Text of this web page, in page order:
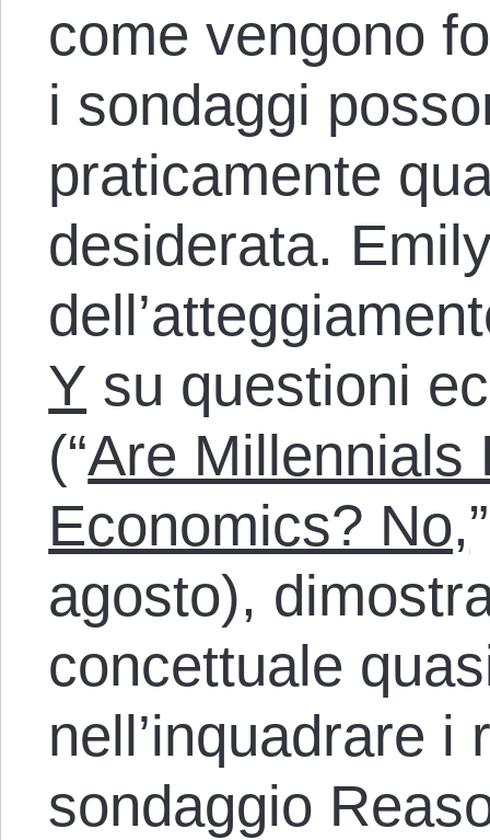
come vengono
i sondaggi
praticamente
desiderata.
Y su questioni
(“Are Millennials
Economics? No,
agosto),
concettuale
nell’inquadrare i
sondaggio